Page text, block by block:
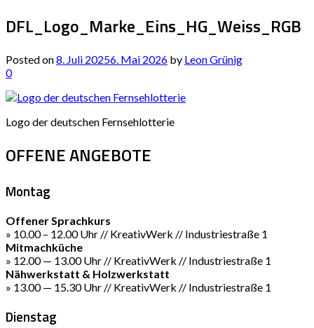
DFL_Logo_Marke_Eins_HG_Weiss_RGB
Posted on8. Juli 20256. Mai 2026 by Leon Grünig
0
Logo der deutschen Fernsehlotterie
OFFENE ANGEBOTE
Montag
Offener Sprachkurs
» 10.00 – 12.00 Uhr // KreativWerk // Industriestraße 1
Mitmachküche
» 12.00 — 13.00 Uhr // KreativWerk // Industriestraße 1
Nähwerkstatt & Holzwerkstatt
» 13.00 — 15.30 Uhr // KreativWerk // Industriestraße 1
Dienstag